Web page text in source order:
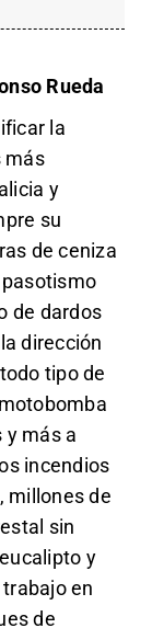
Rueda
la
más
y
su
de ceniza
de dardos
dirección
tipo de
y más a
incendios
millones de
sin
y
en
de